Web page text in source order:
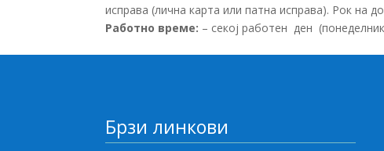
исправа (лична карта или патна исправа). Рок на
Работно време: – секој работен ден
Брзи линкови